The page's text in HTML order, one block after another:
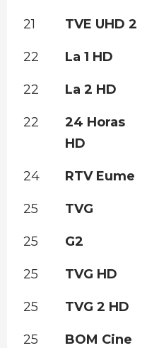
21 TVE UHD 2
22 La 1 HD
22 La 2 HD
22
24 Horas
HD
24 RTV Eume
25 TVG
25 G2
25 TVG HD
25 TVG 2 HD
25 BOM Cine